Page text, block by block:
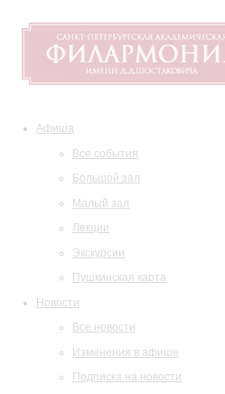
Афиша
Все события
Большой зал
Малый зал
Лекции
Экскурсии
Пушкинская карта
Новости
Все новости
Изменения в афише
Подписка на новости